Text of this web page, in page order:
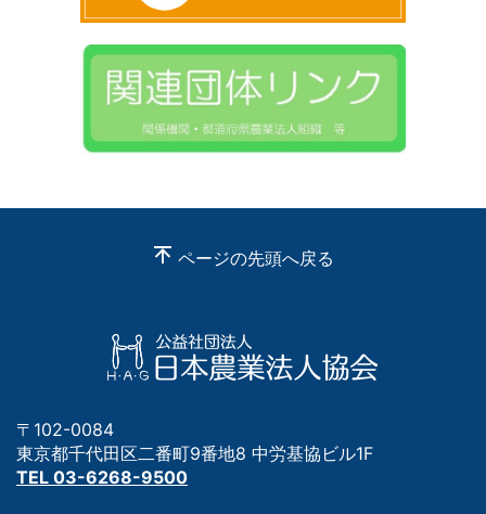
ページの先頭へ戻る
〒102-0084
東京都千代田区二番町9番地8 中労基協ビル1F
TEL 03-6268-9500